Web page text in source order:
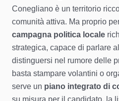
Conegliano è un territorio
comunità attiva. Ma proprio
campagna politica locale
strategica, capace di parlare
distinguersi nel rumore delle
basta stampare volantini o
serve un piano integrato di
su misura per il candidato, la